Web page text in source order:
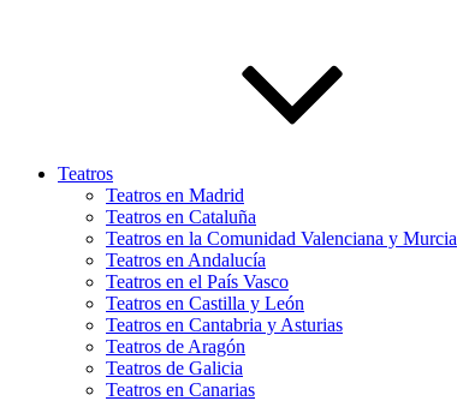
Teatros
Teatros en Madrid
Teatros en Cataluña
Teatros en la Comunidad Valenciana y Murcia
Teatros en Andalucía
Teatros en el País Vasco
Teatros en Castilla y León
Teatros en Cantabria y Asturias
Teatros de Aragón
Teatros de Galicia
Teatros en Canarias